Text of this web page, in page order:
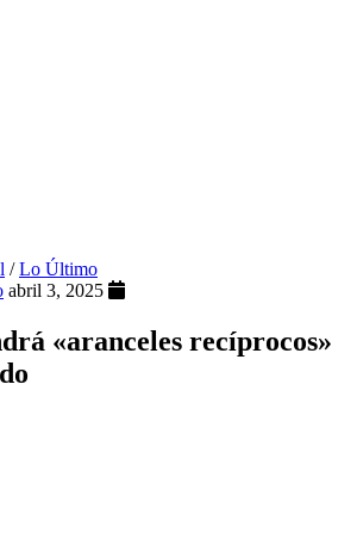
/Lo Último
abril 3, 2025
«aranceles recíprocos»